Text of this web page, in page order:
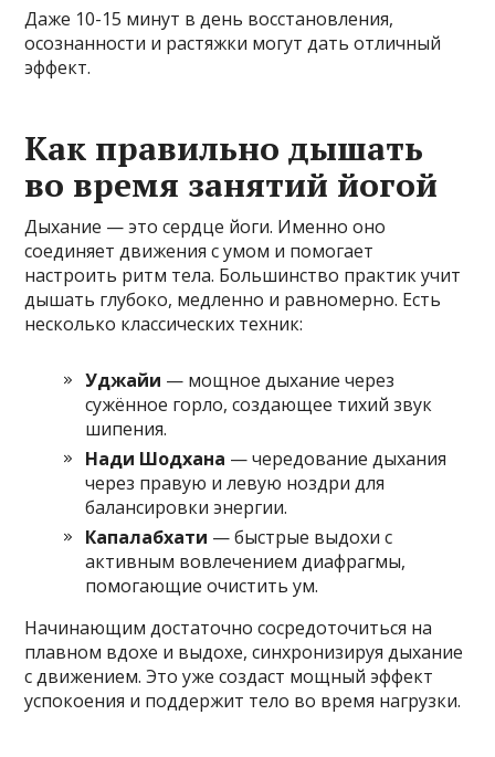
Даже 10-15 минут в день восстановления,
осознанности и растяжки могут дать отличный
эффект.
Как правильно дышать
во время занятий йогой
Дыхание — это сердце йоги. Именно оно
соединяет движения с умом и помогает
настроить ритм тела. Большинство практик учит
дышать глубоко, медленно и равномерно. Есть
несколько классических техник:
Уджайи — мощное дыхание через
сужённое горло, создающее тихий звук
шипения.
Нади Шодхана — чередование дыхания
через правую и левую ноздри для
балансировки энергии.
Капалабхати — быстрые выдохи с
активным вовлечением диафрагмы,
помогающие очистить ум.
Начинающим достаточно сосредоточиться на
плавном вдохе и выдохе, синхронизируя дыхание
с движением. Это уже создаст мощный эффект
успокоения и поддержит тело во время нагрузки.